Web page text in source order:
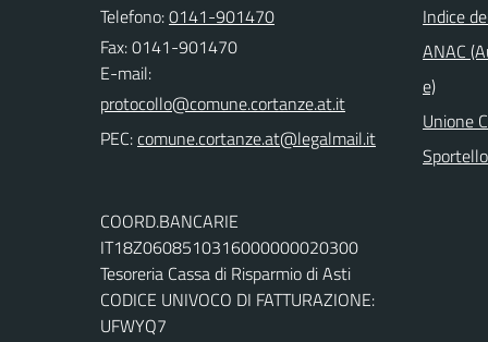
Telefono:0141-901470
Fax: 0141-901470
E-mail:
PEC:
COORD.BANCARIE
IT18Z0608510316000000020300
Tesoreria Cassa di Risparmio di Asti
CODICE UNIVOCO DI FATTURAZIONE:
UFWYQ7
Indice
ANAC
e)
Unione